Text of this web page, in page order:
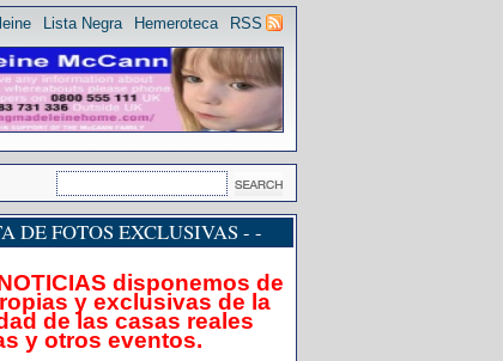
RSS
Hemeroteca
Lista Negra
DE FOTOS EXCLUSIVAS - -
disponemos de
y exclusivas de la
de las casas reales
y otros eventos.